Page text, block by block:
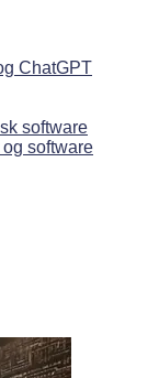
ChatGPT
software
software